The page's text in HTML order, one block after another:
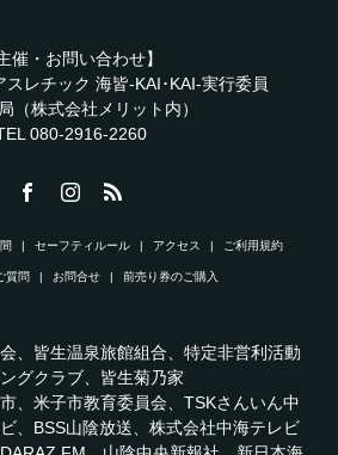
主催・お問い合わせ】
スレチック 海皆-KAI･KAI-実行委員
（株式会社メリット内）
080-2916-2260
セーフティルール アクセス ご利用規約
質問 お問合せ 前売り券のご購入
、皆生温泉旅館組合、特定非営利活動
グクラブ、皆生菊乃家
、米子市教育委員会、TSKさんいん中
、BSS山陰放送、株式会社中海テレビ